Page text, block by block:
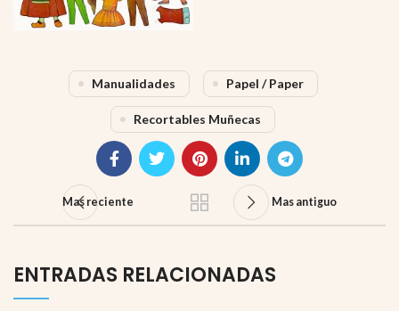
Manualidades Papel / Paper
Recortables Muñecas
Mas reciente Mas antiguo
ENTRADAS RELACIONADAS